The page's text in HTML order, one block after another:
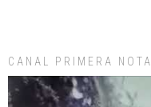
CANAL PRIMERA NOTA